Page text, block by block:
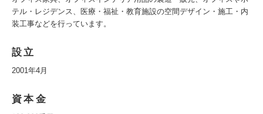
テル・レジデンス、医療・福祉・教育施設の空間デザイン・施工・内
装工事などを行っています。
設立
2001年4月
資本金